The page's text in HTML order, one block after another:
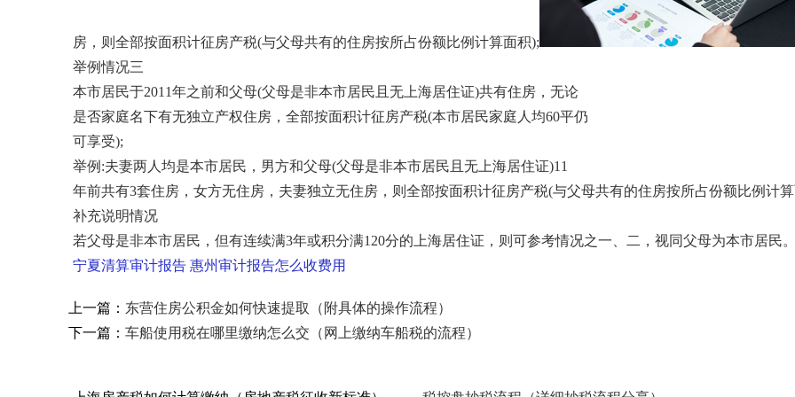
房，则全部按面积计征房产税(与父母共有的住房按所占份额比例计算面积);
举例情况三
本市居民于2011年之前和父母(父母是非本市居民且无上海居住证)共有住房，无论
是否家庭名下有无独立产权住房，全部按面积计征房产税(本市居民家庭人均60平仍
可享受);
举例:夫妻两人均是本市居民，男方和父母(父母是非本市居民且无上海居住证)11
年前共有3套住房，女方无住房，夫妻独立无住房，则全部按面积计征房产税(与父母共有的住房按所占份额比例计
补充说明情况
若父母是非本市居民，但有连续满3年或积分满120分的上海居住证，则可参考情况之一、二，视同父母为本市居民。
宁夏清算审计报告 惠州审计报告怎么收费用
上一篇： 东营住房公积金如何快速提取（附具体的操作流程）
下一篇： 车船使用税在哪里缴纳怎么交（网上缴纳车船税的流程）